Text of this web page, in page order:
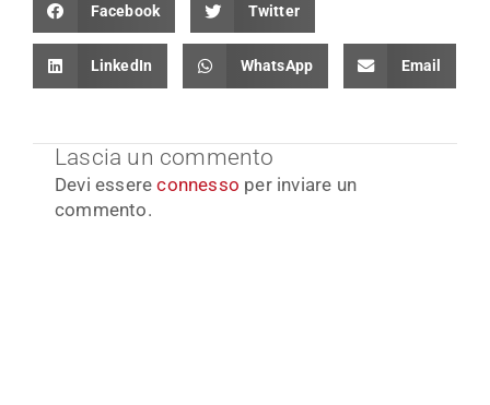
Facebook Twitter
LinkedIn WhatsApp Email
Lascia un commento
Devi essereconnesso per inviare un
commento.